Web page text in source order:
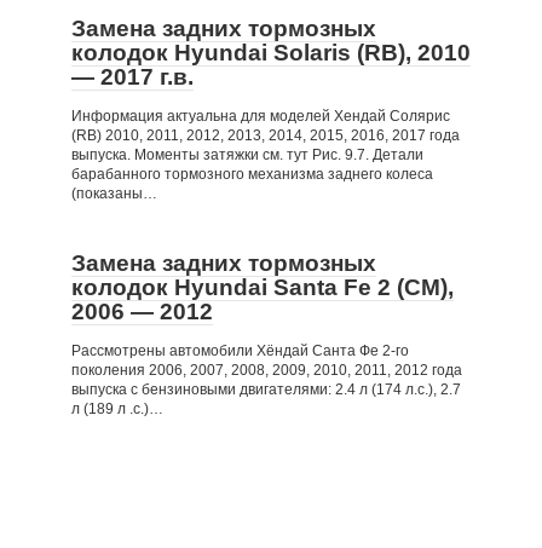
Замена задних тормозных
колодок Hyundai Solaris (RB), 2010
— 2017 г.в.
Информация актуальна для моделей Хендай Солярис
(RB) 2010, 2011, 2012, 2013, 2014, 2015, 2016, 2017 года
выпуска. Моменты затяжки см. тут Рис. 9.7. Детали
барабанного тормозного механизма заднего колеса
(показаны…
Замена задних тормозных
колодок Hyundai Santa Fe 2 (CM),
2006 — 2012
Рассмотрены автомобили Хёндай Санта Фе 2-го
поколения 2006, 2007, 2008, 2009, 2010, 2011, 2012 года
выпуска с бензиновыми двигателями: 2.4 л (174 л.с.), 2.7
л (189 л .с.)…